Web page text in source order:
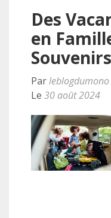
Des
en
Parleblogdumono
Le 30 août 2024